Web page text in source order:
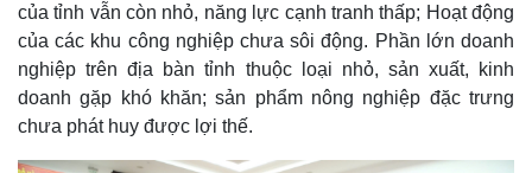
n
g
của tỉnh vẫn còn nhỏ, năng lực cạnh tranh thấp; Hoạt động
của các khu công nghiệp chưa sôi động. Phần lớn doanh
nghiệp trên địa bàn tỉnh thuộc loại nhỏ, sản xuất, kinh
doanh gặp khó khăn; sản phẩm nông nghiệp đặc trưng
chưa phát huy được lợi thế.